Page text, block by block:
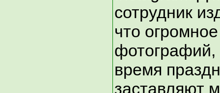
сотрудник
что
фотографий,
время
заставляют